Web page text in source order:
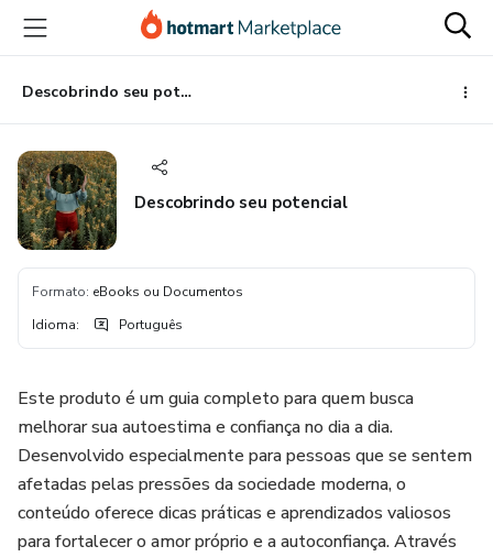
para
conteúdo
principal
para
pagamento
para
rodapé
Descobrindo seu potencial
Descobrindo seu potencial
Formato: eBooks ou Documentos
Idioma: Português
Este produto é um guia completo para quem busca
melhorar sua autoestima e confiança no dia a dia.
Desenvolvido especialmente para pessoas que se sentem
afetadas pelas pressões da sociedade moderna, o
conteúdo oferece dicas práticas e aprendizados valiosos
para fortalecer o amor próprio e a autoconfiança. Através